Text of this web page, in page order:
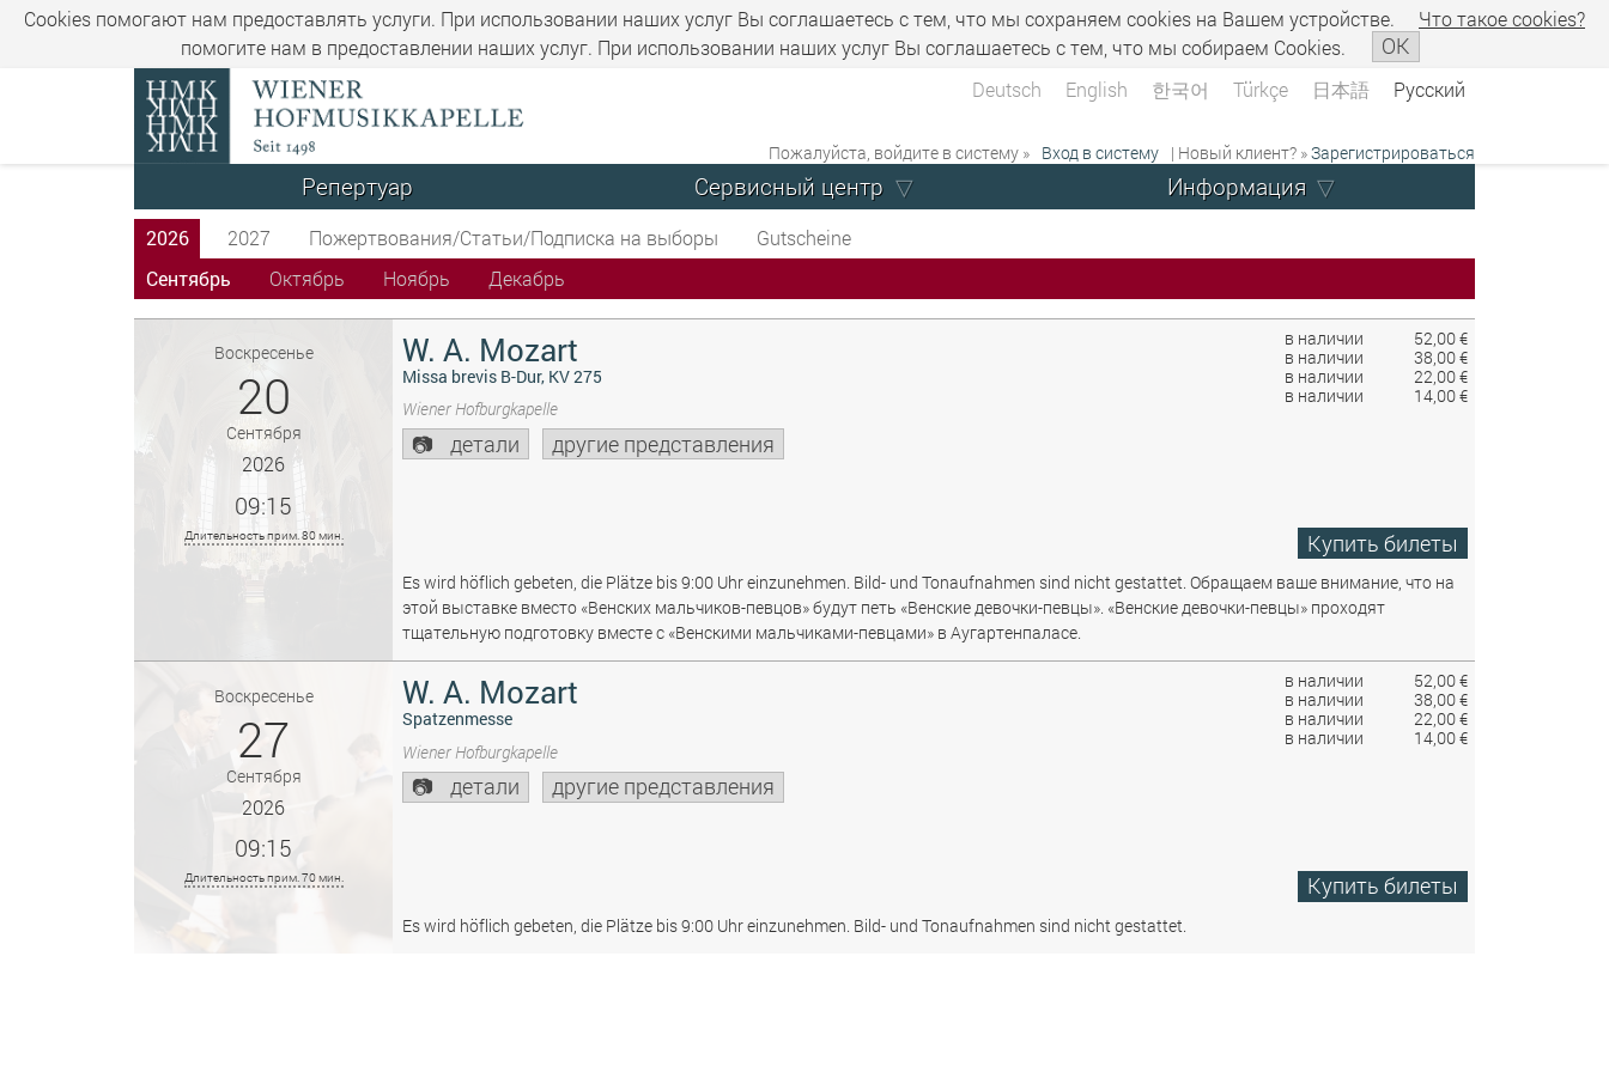
Cookies помогают нам предоставлять услуги. При использовании наших услуг Вы соглашаетесь с тем, что мы сохраняем сookies на Вашем устройстве.
Что такое сookies?
помогите нам в предоставлении наших услуг. При использовании наших услуг Вы соглашаетесь с тем, что мы собираем Cookies.
OK
Deutsch English 한국어 Türkçe 日本語 Русский
Пожалуйста, войдите в систему » Вход в систему | Новый клиент? »Зарегистрироваться
Репертуар Сервисный центр Информация
2026 2027 Пожертвования/Статьи/Подписка на выборы
Gutscheine
Сентябрь
Октябрь Ноябрь Декабрь
в наличии
52,00 €
в наличии
38,00 €
в наличии
22,00 €
в наличии
14,00 €
Воскресенье
20
Сентября
2026
09:15
Длительность прим. 80 мин.
W. A. Mozart
Missa brevis B-Dur, KV 275
Wiener Hofburgkapelle
детали другие представления
Купить билеты
Es wird höflich gebeten, die Plätze bis 9:00 Uhr einzunehmen. Bild- und Tonaufnahmen sind nicht gestattet. Обращаем ваше внимание, что на
этой выставке вместо «Венских мальчиков-певцов» будут петь «Венские девочки-певцы». «Венские девочки-певцы» проходят
тщательную подготовку вместе с «Венскими мальчиками-певцами» в Аугартенпаласе.
в наличии
52,00 €
в наличии
38,00 €
в наличии
22,00 €
в наличии
14,00 €
Воскресенье
27
Сентября
2026
09:15
Длительность прим. 70 мин.
W. A. Mozart
Spatzenmesse
Wiener Hofburgkapelle
детали другие представления
Купить билеты
Es wird höflich gebeten, die Plätze bis 9:00 Uhr einzunehmen. Bild- und Tonaufnahmen sind nicht gestattet.